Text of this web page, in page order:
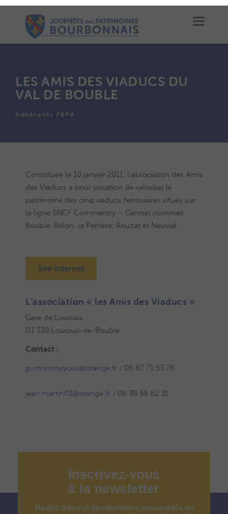
LES AMIS DES VIADUCS DU
VAL DE BOUBLE
Adhérents PBPA
Constituée le 10 janvier 2011, l’association des Amis
des Viaducs a pour vocation de valoriser le
patrimoine des cinq viaducs ferroviaires situés sur
la ligne SNCF Commentry – Gannat nommés
Bouble, Bélon, la Perrière, Rouzat et Neuvial.
Site internet
L’association « les Amis des Viaducs »
Gare de Louroux
03 330 Louroux-de-Bouble
Contact :
jp.moncouyoux@orange.fr / 06 87 71 53 76
jean.martin03@orange.fr / 06 38 59 62 31
Inscrivez-vous
à la newsletter
Restez informé des dernières nouveautés en